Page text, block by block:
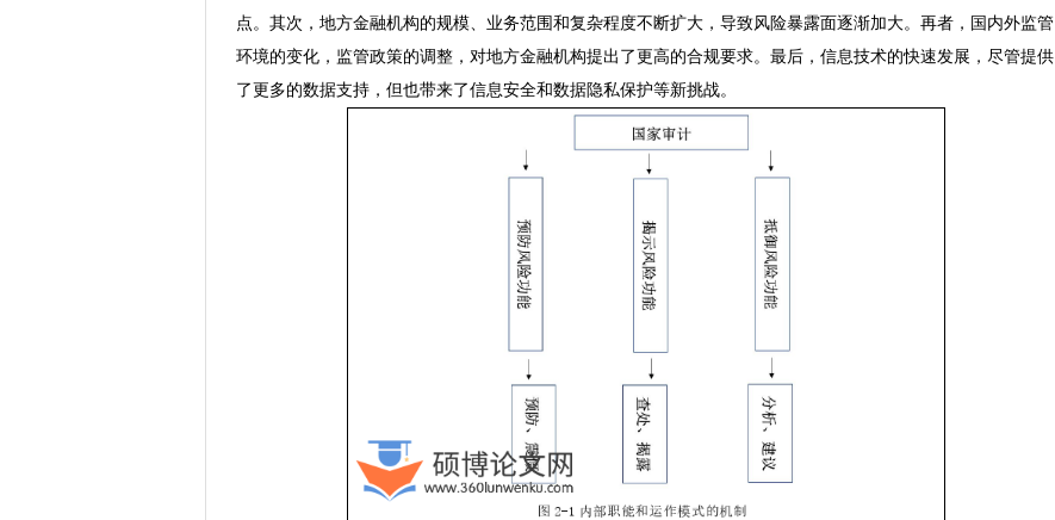
点。其次，地方金融机构的规模、业务范围和复杂程度不断扩大，导致风险暴露面逐渐加大。再者，国内外监管
环境的变化，监管政策的调整，对地方金融机构提出了更高的合规要求。最后，信息技术的快速发展，尽管提供
了更多的数据支持，但也带来了信息安全和数据隐私保护等新挑战。